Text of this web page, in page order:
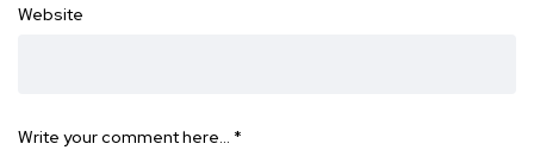
Website
Write your comment here… *